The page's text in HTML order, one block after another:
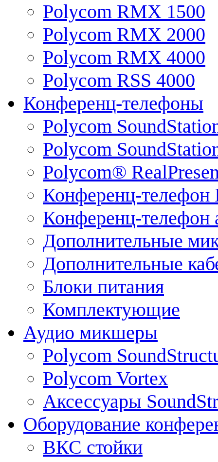
Polycom RMX 1500
Polycom RMX 2000
Polycom RMX 4000
Polycom RSS 4000
Конференц-телефоны
Polycom
Polycom
Polycom®
Конференц-телефон
Конференц-телефон
Дополнительные
Дополнительные
Блоки питания
Комплектующие
Аудио микшеры
Polycom
Polycom Vortex
Аксессуары
Оборудование
ВКС стойки